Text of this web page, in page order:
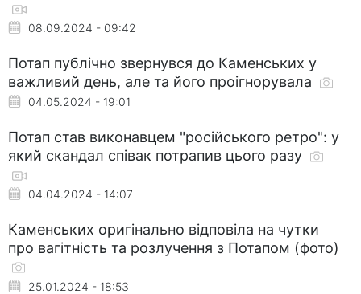
08.09.2024 - 09:42
Потап публічно звернувся до Каменських у
важливий день, але та його проігнорувала
04.05.2024 - 19:01
Потап став виконавцем "російського ретро": у
який скандал співак потрапив цього разу
04.04.2024 - 14:07
Каменських оригінально відповіла на чутки
про вагітність та розлучення з Потапом (фото)
25.01.2024 - 18:53